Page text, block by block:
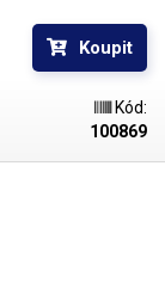
při práci schází
Koupit
Kód:
100869